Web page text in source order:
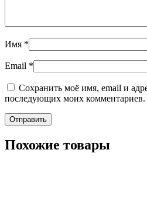
Имя *
Email *
Сохранить моё имя, email и
последующих моих комментариев.
Похожие товары